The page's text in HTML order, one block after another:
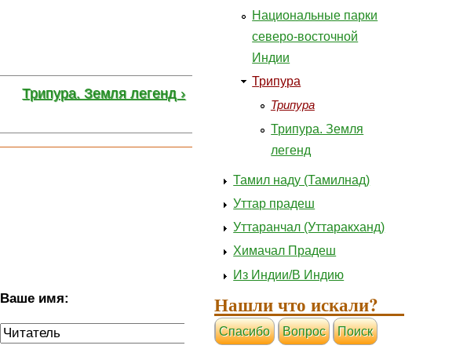
Трипура. Земля легенд ›
Ваше имя:
Национальные парки
северо-восточной
Индии
Трипура
Трипура
Трипура. Земля
легенд
Тамил наду (Тамилнад)
Уттар прадеш
Уттаранчал (Уттаракханд)
Химачал Прадеш
Из Индии/В Индию
Нашли что искали?
Cпасибо Вопрос Поиск